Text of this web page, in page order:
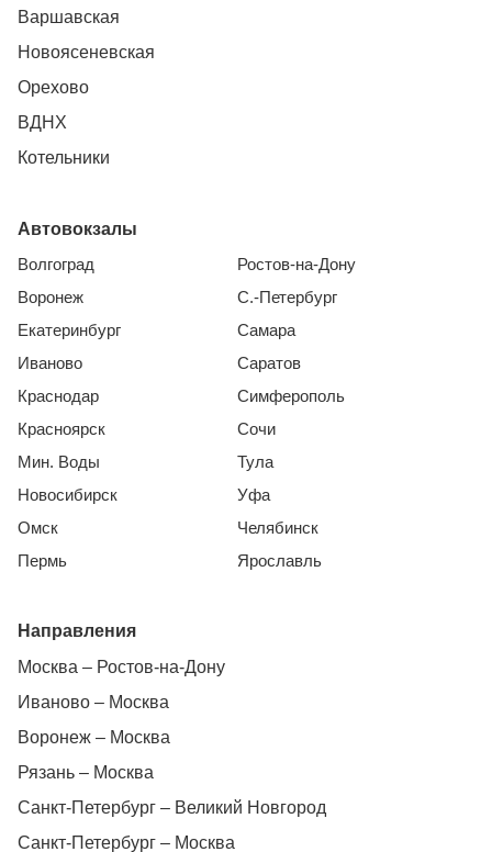
Варшавская
Новоясеневская
Орехово
ВДНХ
Котельники
Автовокзалы
Волгоград
Воронеж
Екатеринбург
Иваново
Краснодар
Красноярск
Мин. Воды
Новосибирск
Омск
Пермь
Ростов-на-Дону
С.-Петербург
Самара
Саратов
Симферополь
Сочи
Тула
Уфа
Челябинск
Ярославль
Направления
Москва – Ростов-на-Дону
Иваново – Москва
Воронеж – Москва
Рязань – Москва
Санкт-Петербург – Великий Новгород
Санкт-Петербург – Москва